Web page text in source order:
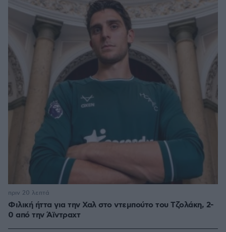
Φιλική ήττα για την Χαλ στο ντεμπούτο του Τζολάκη, 2-
0 από την Άϊντραχτ
πριν 20 λεπτά